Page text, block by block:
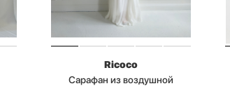
Ricoco
Сарафан из воздушной